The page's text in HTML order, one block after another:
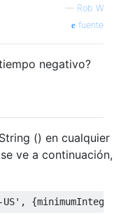
— Rob W
fuente
negativo?
() en cualquier
ve a
, {